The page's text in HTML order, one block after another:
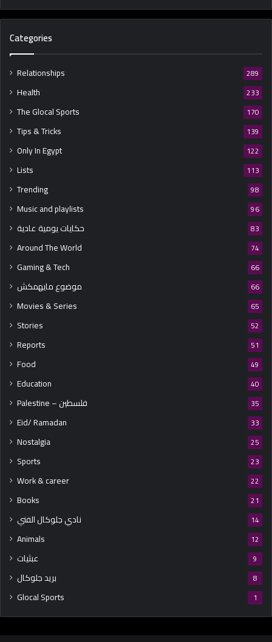
Categories
Relationships 289
Health 233
The Glocal Sports 170
Tips & Tricks 139
Only In Egypt 122
Lists 113
Trending 98
Music and playlists 96
حكايات يومية عادية 83
Around The World 74
Gaming & Tech 66
موضوع مايهمكش 66
Movies & Series 65
Stories 52
Reports 51
Food 49
Education 40
Palestine – فلسطين 35
Eid/ Ramadan 33
Nostalgia 25
Sports 23
Work & career 22
Books 21
نادي جلوكال الفني 14
Animals 12
عبثيات 9
بريد جلوكال 8
Glocal Sports 1